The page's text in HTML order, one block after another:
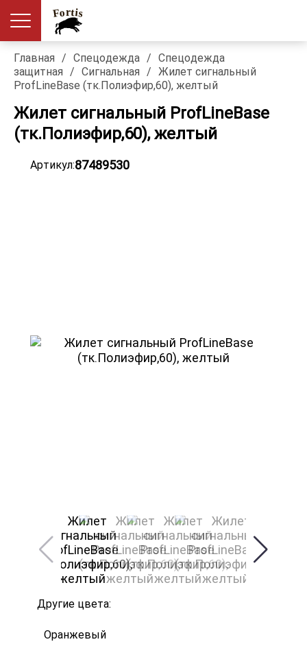
Главная / Спецодежда / Спецодежда
защитная / Сигнальная / Жилет сигнальный
ProfLineBase (тк.Полиэфир,60), желтый
Жилет сигнальный ProfLineBase
(тк.Полиэфир,60), желтый
Артикул:87489530
Другие цвета:
Оранжевый